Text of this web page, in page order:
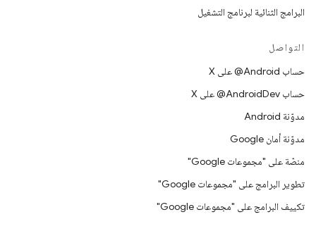
البرامج الثنائية لبرنامج التشغيل
التواصل
حساب ‎@Android على X
حساب ‎@AndroidDev على X
مدوّنة Android
مدوّنة أمان Google
منصّة على "مجموعات Google"
تطوير البرامج على "مجموعات Google"
تكييف البرامج على "مجموعات Google"